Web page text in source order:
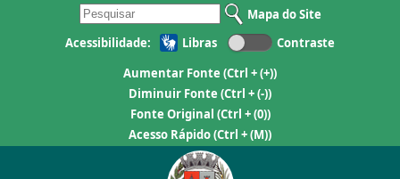
Mapa do Site
Acessibilidade:
Libras
Contraste
Aumentar Fonte (Ctrl + (+))
Diminuir Fonte (Ctrl + (-))
Fonte Original (Ctrl + (0))
Acesso Rápido(Ctrl + (M))